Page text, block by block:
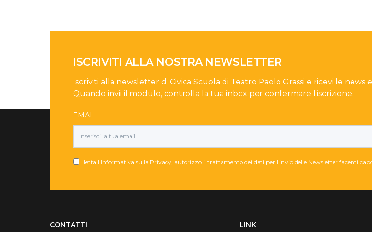
ISCRIVITI ALLA NOSTRA NEWSLETTER
Iscriviti alla newsletter di Civica Scuola di Teatro Paolo Grassi e ricevi le
Quando invii il modulo, controlla la tua inbox per confermare l'iscrizione.
EMAIL
letta l'Informativa sulla Privacy, autorizzo il trattamento dei dati per l'invio delle Newsletter facenti
CONTATTI
LINK